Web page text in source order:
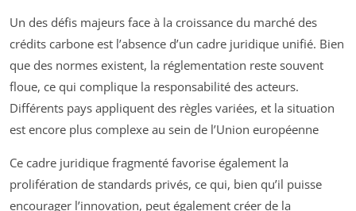
Un des défis majeurs face à la croissance du marché des
crédits carbone est l’absence d’un cadre juridique unifié. Bien
que des normes existent, la réglementation reste souvent
floue, ce qui complique la responsabilité des acteurs.
Différents pays appliquent des règles variées, et la situation
est encore plus complexe au sein de l’Union européenne
Ce cadre juridique fragmenté favorise également la
prolifération de standards privés, ce qui, bien qu’il puisse
encourager l’innovation, peut également créer de la